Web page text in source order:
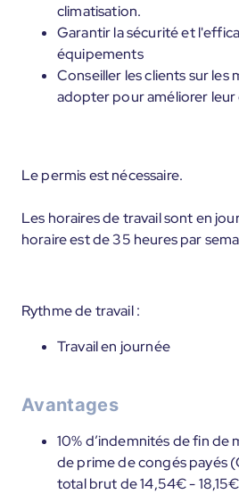
climatisation.
Garantir la sécurité et
équipements
Conseiller les clients sur les
adopter pour améliorer
Le permis est nécessaire.
Les horaires de travail sont en
horaire est de 35 heures par
Rythme de travail :
Travail en journée
Avantages
10% d’indemnités de fin de
de prime de congés payés
total brut de 14,54€ - 18,15€